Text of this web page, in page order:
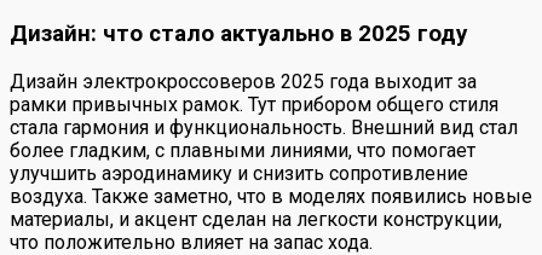
Дизайн: что стало актуально в 2025 году
Дизайн электрокроссоверов 2025 года выходит за
рамки привычных рамок. Тут прибором общего стиля
стала гармония и функциональность. Внешний вид стал
более гладким, с плавными линиями, что помогает
улучшить аэродинамику и снизить сопротивление
воздуха. Также заметно, что в моделях появились новые
материалы, и акцент сделан на легкости конструкции,
что положительно влияет на запас хода.